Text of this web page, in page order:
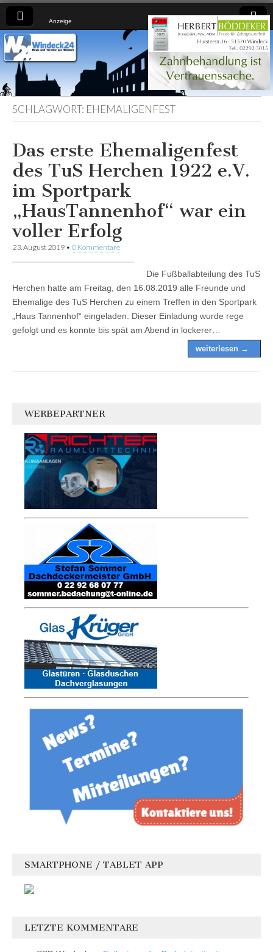
Anzeige
Windeck24
Nachrichten
aus dem
Ländchen
für das
Ländchen
SCHLAGWORT: EHEMALIGENFEST
Das erste Ehemaligenfest
des TuS Herchen 1922 e.V.
im Sportpark
„HausTannenhof“ war ein
voller Erfolg
23. August 2019 • 0 Kommentare
Die Fußballabteilung des TuS
Herchen hatte am Freitag, den 16.08.2019 alle Freunde und
Ehemalige des TuS Herchen zu einem Treffen in den Sportpark
„Haus Tannenhof“ eingeladen. Dieser Einladung wurde rege
gefolgt und es konnte bis spät am Abend in lockerer…
weiterlesen →
WERBEPARTNER
SMARTPHONE / TABLET APP
LETZTE KOMMENTARE